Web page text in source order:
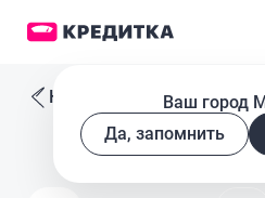
Ваш город
Да, запомнить
К списку отзывов
Оставьте